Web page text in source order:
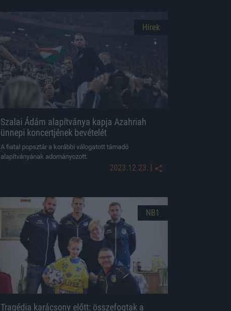
Hírek
Szalai Ádám alapítványa kapja Azahriah
ünnepi koncertjének bevételét
A fiatal popsztár a korábbi válogatott támadó
alapítványának adományozott.
2023.12.23. |
NB1
Tragédia karácsony előtt: összefogtak a